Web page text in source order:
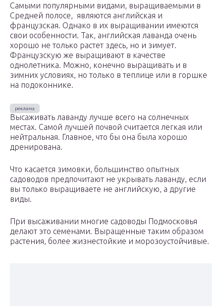
Самыми популярными видами, выращиваемыми в
Средней полосе, являются английская и
французская. Однако в их выращивании имеются
свои особенности. Так, английская лаванда очень
хорошо не только растет здесь, но и зимует.
Французскую же выращивают в качестве
однолетника. Можно, конечно выращивать и в
зимних условиях, но только в теплице или в горшке
на подоконнике.
Высаживать лаванду лучше всего на солнечных
местах. Самой лучшей почвой считается легкая или
нейтральная. Главное, что бы она была хорошо
дренирована.
Что касается зимовки, большинство опытных
садоводов предпочитают не укрывать лаванду, если
вы только выращиваете не английскую, а другие
виды.
При высаживании многие садоводы Подмосковья
делают это семенами. Выращенные таким образом
растения, более жизнестойкие и морозоустойчивые.